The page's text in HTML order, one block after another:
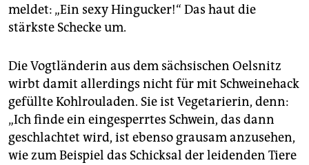
verlag
veranstaltungen
shop
fragen & hilfe
unterstützen
meldet: „Ein sexy Hingucker!“ Das haut die
stärkste Schecke um.
Die Vogtländerin aus dem sächsischen Oelsnitz
wirbt damit allerdings nicht für mit Schweinehack
gefüllte Kohlrouladen. Sie ist Vegetarierin, denn:
„Ich finde ein eingesperrtes Schwein, das dann
geschlachtet wird, ist ebenso grausam anzusehen,
wie zum Beispiel das Schicksal der leidenden Tiere